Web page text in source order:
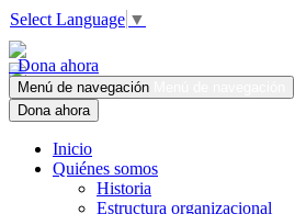
Select Language ▼
Dona ahora
Menú de navegación
Dona ahora
Inicio
Quiénes somos
Historia
Estructura organizacional